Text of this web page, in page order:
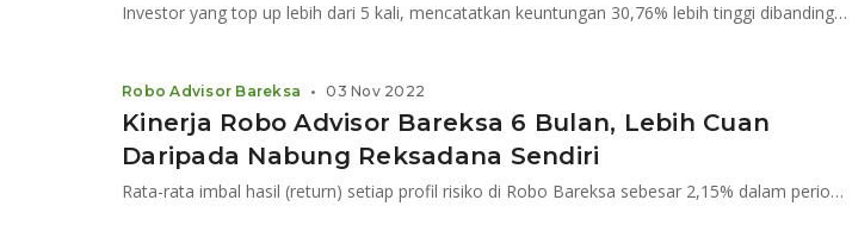
Investor yang top up lebih dari 5 kali, mencatatkan keuntungan 30,76% lebih tinggi dibandingkan dengan yang hanya top up 2 kali
Kinerja Robo Advisor Bareksa 6 Bulan, Lebih Cuan
Daripada Nabung Reksadana Sendiri
Rata-rata imbal hasil (return) setiap profil risiko di Robo Bareksa sebesar 2,15% dalam periode 6 bulan terakhir
Robo Advisor Bareksa • 03 Nov 2022